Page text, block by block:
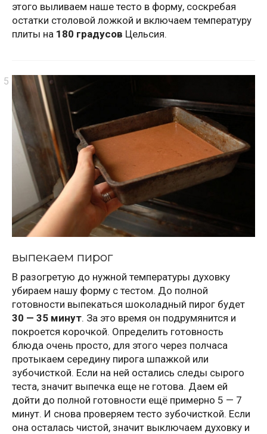
этого выливаем наше тесто в форму, соскребая
остатки столовой ложкой и включаем температуру
плиты на 180 градусов Цельсия.
выпекаем пирог
В разогретую до нужной температуры духовку
убираем нашу форму с тестом. До полной
готовности выпекаться шоколадный пирог будет
30 — 35 минут. За это время он подрумянится и
покроется корочкой. Определить готовность
блюда очень просто, для этого через полчаса
протыкаем середину пирога шпажкой или
зубочисткой. Если на ней остались следы сырого
теста, значит выпечка еще не готова. Даем ей
дойти до полной готовности ещё примерно 5 — 7
минут. И снова проверяем тесто зубочисткой. Если
она осталась чистой, значит выключаем духовку и